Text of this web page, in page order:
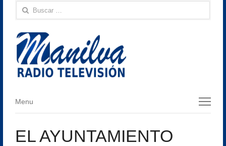
Buscar:
Menu
Menu
EL AYUNTAMIENTO